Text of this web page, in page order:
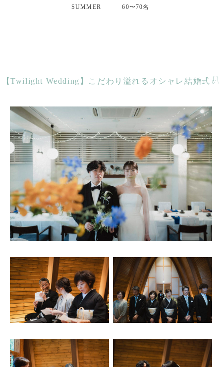
SUMMER 60〜70名
【Twilight Wedding】こだわり溢れるオシャレ結婚式𓍯